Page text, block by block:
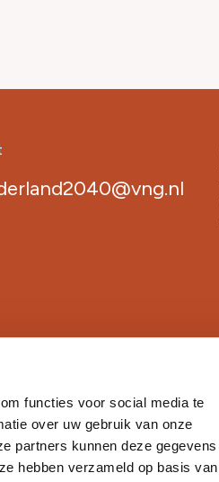
functies voor social media te
over uw gebruik van onze
partners kunnen deze gegevens
hebben verzameld op basis van